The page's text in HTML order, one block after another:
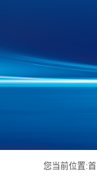
您当前位置: